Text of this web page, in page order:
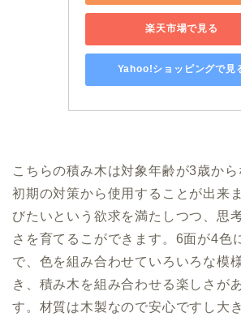
楽天市場で見る
Yahoo!ショッピングで見
こちらの積み木は対象年齢が3歳か
初期の対策から使用することが出来
びたいという欲求を満たしつつ、思
さを育てるこができます。6面が4色
で、色を組み合わせていろいろな模
き、積み木を組み合わせる楽しさが
す。材質は木製なので安心ですし大